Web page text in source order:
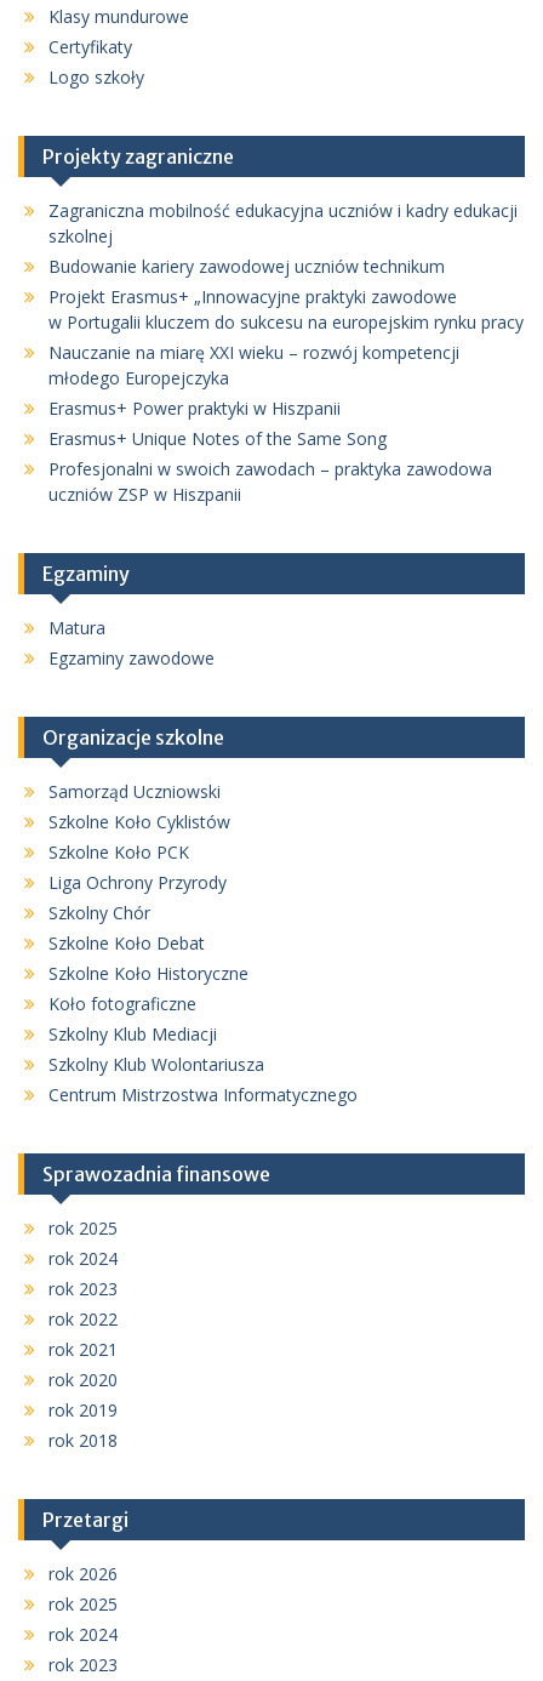
Klasy mundurowe
Certyfikaty
Logo szkoły
Projekty zagraniczne
Zagraniczna mobilność edukacyjna uczniów i kadry edukacji
szkolnej
Budowanie kariery zawodowej uczniów technikum
Projekt Erasmus+ „Innowacyjne praktyki zawodowe
w Portugalii kluczem do sukcesu na europejskim rynku pracy
Nauczanie na miarę XXI wieku – rozwój kompetencji
młodego Europejczyka
Erasmus+ Power praktyki w Hiszpanii
Erasmus+ Unique Notes of the Same Song
Profesjonalni w swoich zawodach – praktyka zawodowa
uczniów ZSP w Hiszpanii
Egzaminy
Matura
Egzaminy zawodowe
Organizacje szkolne
Samorząd Uczniowski
Szkolne Koło Cyklistów
Szkolne Koło PCK
Liga Ochrony Przyrody
Szkolny Chór
Szkolne Koło Debat
Szkolne Koło Historyczne
Koło fotograficzne
Szkolny Klub Mediacji
Szkolny Klub Wolontariusza
Centrum Mistrzostwa Informatycznego
Sprawozadnia finansowe
rok 2025
rok 2024
rok 2023
rok 2022
rok 2021
rok 2020
rok 2019
rok 2018
Przetargi
rok 2026
rok 2025
rok 2024
rok 2023